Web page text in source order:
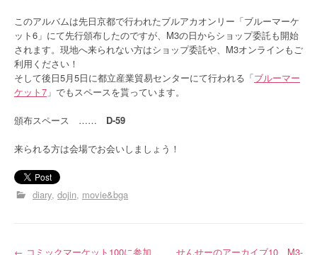
このアルバムは先日京都で行われたブルアカオンリー「ブルーマーケ
ット6」にて先行頒布したのですが、M3の日からショップ委託も開始
されます。現地へ来られない方はショップ委託や、M3オンラインもご
利用ください！
そして後日5月5日に都立産業貿易センターにて行われる「ブルーマー
ケット7 」でもスペースを貰っています。
頒布スペース …… D-59
来られる方は会場でお会いしましょう！
diary dojin movie&bga
← コミックマーケット100に参加 せんせーのアーカイブ10、M3-